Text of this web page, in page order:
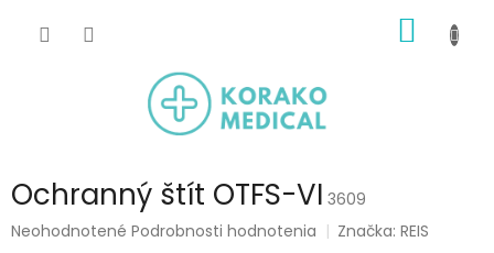
KOŠÍK
Ochranný štít OTFS-VI 3609
Priemerné
Neohodnotené Podrobnosti hodnotenia Značka:REIS